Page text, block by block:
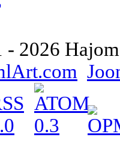
2026